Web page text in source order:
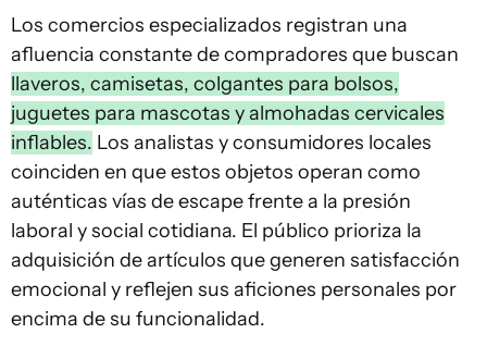
Los comercios especializados registran una
afluencia constante de compradores que buscan
llaveros, camisetas, colgantes para bolsos,
juguetes para mascotas y almohadas cervicales
inflables. Los analistas y consumidores locales
coinciden en que estos objetos operan como
auténticas vías de escape frente a la presión
laboral y social cotidiana. El público prioriza la
adquisición de artículos que generen satisfacción
emocional y reflejen sus aficiones personales por
encima de su funcionalidad.